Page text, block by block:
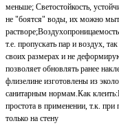
меньше; Светостойкость,
не "боятся" воды, их можно
т.е. пропускать пар и воздух,
своих размерах и не
позволяет обновлять ранее
флизелине изготовлены из
санитарным нормам.Как
простота в применении, т.к. при
только на стену